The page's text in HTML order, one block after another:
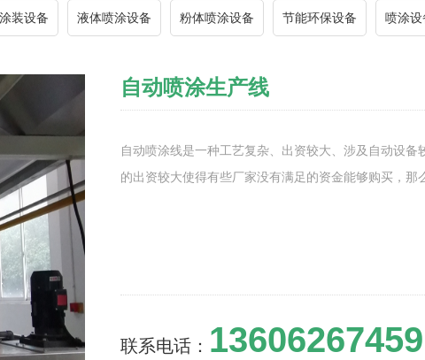
装设备 液体喷涂设备 粉体喷涂设备 节能环保设备 喷涂设
自动喷涂生产线
自动喷涂线是一种工艺复杂、出资较大、涉及自动设
的出资较大使得有些厂家没有满足的资金能够购买，那
联系电话： 13606267459